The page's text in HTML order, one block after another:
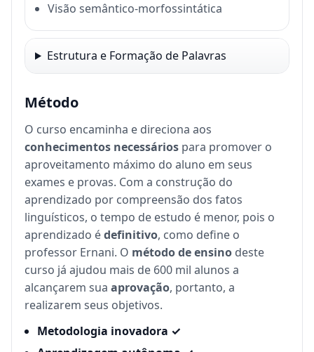
Visão semântico-morfossintática
Estrutura e Formação de Palavras
Método
O curso encaminha e direciona aos
conhecimentos necessários para promover o
aproveitamento máximo do aluno em seus
exames e provas. Com a construção do
aprendizado por compreensão dos fatos
linguísticos, o tempo de estudo é menor, pois o
aprendizado édefinitivo, como define o
professor Ernani. O método de ensino deste
curso já ajudou mais de 600 mil alunos a
alcançarem sua aprovação, portanto, a
realizarem seus objetivos.
Metodologia inovadora ✓